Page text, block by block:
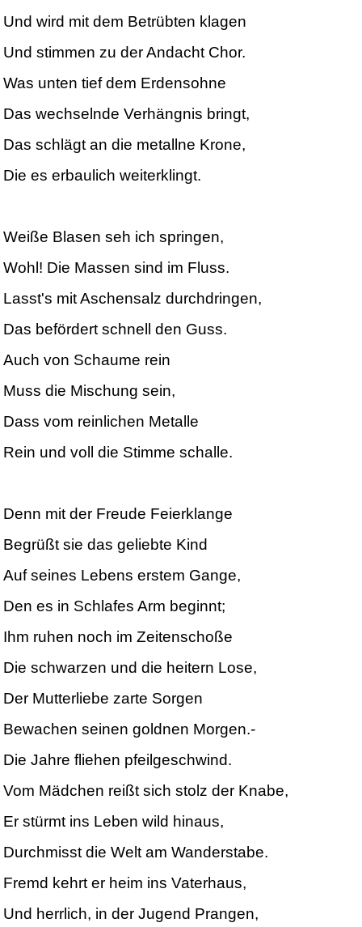
Und wird mit dem Betrübten klagen
Und stimmen zu der Andacht Chor.
Was unten tief dem Erdensohne
Das wechselnde Verhängnis bringt,
Das schlägt an die metallne Krone,
Die es erbaulich weiterklingt.
Weiße Blasen seh ich springen,
Wohl! Die Massen sind im Fluss.
Lasst's mit Aschensalz durchdringen,
Das befördert schnell den Guss.
Auch von Schaume rein
Muss die Mischung sein,
Dass vom reinlichen Metalle
Rein und voll die Stimme schalle.
Denn mit der Freude Feierklange
Begrüßt sie das geliebte Kind
Auf seines Lebens erstem Gange,
Den es in Schlafes Arm beginnt;
Ihm ruhen noch im Zeitenschoße
Die schwarzen und die heitern Lose,
Der Mutterliebe zarte Sorgen
Bewachen seinen goldnen Morgen.-
Die Jahre fliehen pfeilgeschwind.
Vom Mädchen reißt sich stolz der Knabe,
Er stürmt ins Leben wild hinaus,
Durchmisst die Welt am Wanderstabe.
Fremd kehrt er heim ins Vaterhaus,
Und herrlich, in der Jugend Prangen,